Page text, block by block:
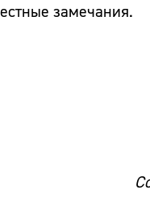
замечания.